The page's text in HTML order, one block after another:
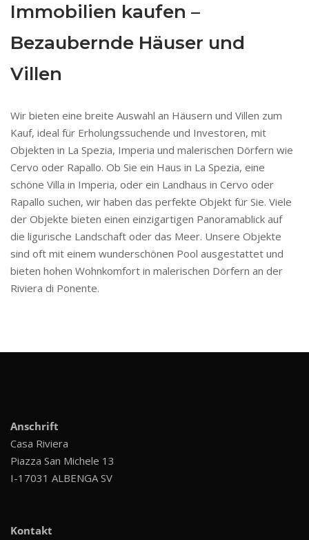
Immobilien kaufen –
Bezaubernde Häuser und
Villen
Wir bieten eine breite Auswahl an Häusern und Villen zum
Kauf, ideal für Erholungssuchende und Investoren, mit
Objekten in La Spezia, Imperia und malerischen Dörfern wie
Cervo oder Rapallo. Ob Sie ein Haus in La Spezia, eine
schöne Villa in Imperia, oder ein Landhaus in Cervo oder
Rapallo suchen, wir haben das perfekte Objekt für Sie. Viele
der Objekte bieten einen einzigartigen Panoramablick auf
die ligurische Landschaft oder das Meer. Unsere Objekte
sind oft mit einem wunderschönen Pool ausgestattet und
bieten hohen Wohnkomfort in malerischen Dörfern an der
Riviera di Ponente.
Anschrift
Casa Riviera
Piazza San Michele 13
I-17031 ALBENGA SV
Kontakt